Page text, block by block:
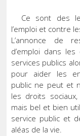
Ce sont des
l’emploi et contre
L’annonce de
d’emploi dans
services publics
pour aider les
public ne peut et
les droits
mais bel et bien
service public et
aléas de la vie.